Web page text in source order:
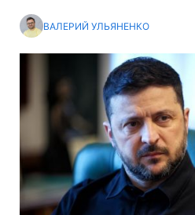
ВАЛЕРИЙ УЛЬЯНЕНКО